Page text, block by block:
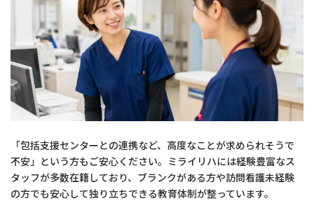
「包括支援センターとの連携など、高度なことが求められそうで
不安」という方もご安心ください。ミライリハには経験豊富なス
タッフが多数在籍しており、ブランクがある方や訪問看護未経験
の方でも安心して独り立ちできる教育体制が整っています。